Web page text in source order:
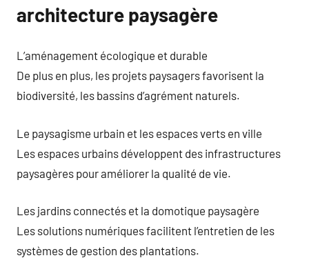
architecture paysagère
L’aménagement écologique et durable
De plus en plus, les projets paysagers favorisent la
biodiversité, les bassins d’agrément naturels.
Le paysagisme urbain et les espaces verts en ville
Les espaces urbains développent des infrastructures
paysagères pour améliorer la qualité de vie.
Les jardins connectés et la domotique paysagère
Les solutions numériques facilitent l’entretien de les
systèmes de gestion des plantations.